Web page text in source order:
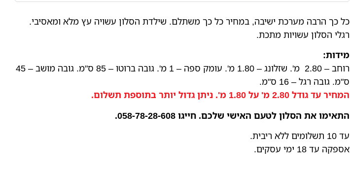
כל כך הרבה מערכת ישיבה, במחיר כל כך משתלם. שילדת הסלון עשויה עץ מלא ומאסיבי.
רגלי הסלון עשויות מתכת.
מידות:
רוחב – 2.80 מ'. שזלונג – 1.80 מ'. עומק ספה – 1 מ'. גובה ברוטו – 85 ס"מ. גובה מושב – 45
ס"מ. גובה רגל – 16 ס"מ.
המחיר עד גודל 2.80 מ' על 1.80 מ'. ניתן גדול יותר בתוספת תשלום.
התאימו את הסלון לטעם האישי שלכם. חייגו 058-78-28-608.
עד 10 תשלומים ללא ריבית.
אספקה עד 18 ימי עסקים.